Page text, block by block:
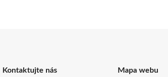
Kontaktujte nás Mapa webu